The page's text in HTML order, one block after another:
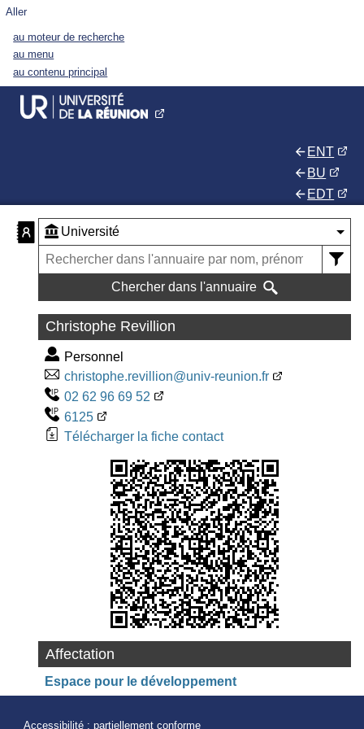
Aller
au moteur de recherche
au menu
au contenu principal
ENT
BU
EDT
Chercher dans l'annuaire
Christophe Revillion
Personnel
christophe.revillion@univ-reunion.fr
02 62 96 69 52
6125
Télécharger la fiche contact
Affectation
Espace pour le développement
Accessibilité : partiellement conforme